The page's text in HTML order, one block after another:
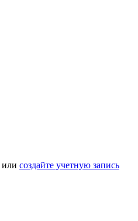
или создайте учетную запись